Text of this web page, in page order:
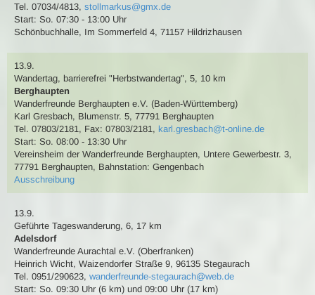
Tel. 07034/4813, stollmarkus@gmx.de
Start: So. 07:30 - 13:00 Uhr
Schönbuchhalle, Im Sommerfeld 4, 71157 Hildrizhausen
13.9.
Wandertag, barrierefrei "Herbstwandertag", 5, 10 km
Berghaupten
Wanderfreunde Berghaupten e.V. (Baden-Württemberg)
Karl Gresbach, Blumenstr. 5, 77791 Berghaupten
Tel. 07803/2181 , Fax: 07803/2181 , karl.gresbach@t-online.de
Start: So. 08:00 - 13:30 Uhr
Vereinsheim der Wanderfreunde Berghaupten, Untere Gewerbestr. 3,
77791 Berghaupten, Bahnstation: Gengenbach
Ausschreibung
13.9.
Geführte Tageswanderung, 6, 17 km
Adelsdorf
Wanderfreunde Aurachtal e.V. (Oberfranken)
Heinrich Wicht, Waizendorfer Straße 9, 96135 Stegaurach
Tel. 0951/290623, wanderfreunde-stegaurach@web.de
Start: So. 09:30 Uhr (6 km) und 09:00 Uhr (17 km)